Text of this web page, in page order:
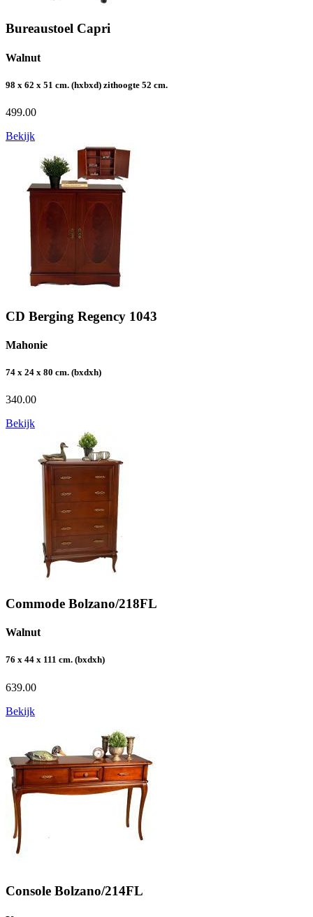
Bureaustoel Capri
Walnut
98 x 62 x 51 cm. (hxbxd) zithoogte 52 cm.
499.00
Bekijk
CD Berging Regency 1043
Mahonie
74 x 24 x 80 cm. (bxdxh)
340.00
Bekijk
Commode Bolzano/218FL
Walnut
76 x 44 x 111 cm. (bxdxh)
639.00
Bekijk
Console Bolzano/214FL